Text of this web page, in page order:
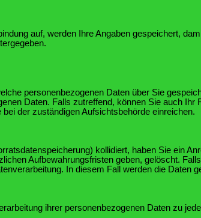
auf, werden Ihre Angaben gespeichert,
personenbezogenen Daten über Sie
Daten. Falls zutreffend, können Sie auch
der zuständigen Aufsichtsbehörde einreichen.
kollidiert, haben Sie ein
Aufbewahrungsfristen geben, gelöscht.
In diesem Fall werden die Daten
ihrer personenbezogenen Daten zu